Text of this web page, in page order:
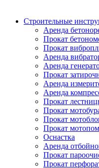
Строительные
Аренда
Прокат
Прокат
Аренда
Аренда
Прокат
Аренда
Аренда
Прокат
Прокат
Прокат
Прокат
Оснастка
Аренда
Прокат
Прокат